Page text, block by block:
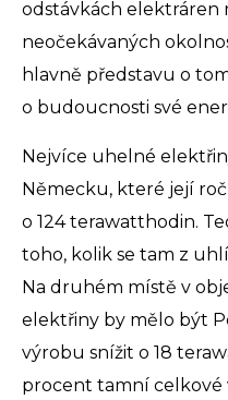
odstávkách elektráren
neočekávaných
hlavně představu o
o budoucnosti své
Nejvíce uhelné
Německu, které její
o 124 terawatthodin.
toho, kolik se tam z
Na druhém místě v
elektřiny by mělo být
výrobu snížit o 18
procent tamní